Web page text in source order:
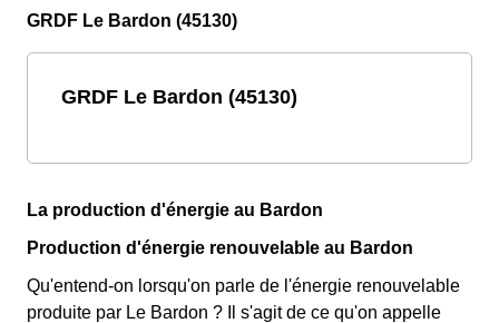
GRDF Le Bardon (45130)
GRDF Le Bardon (45130)
La production d'énergie au Bardon
Production d'énergie renouvelable au Bardon
Qu'entend-on lorsqu'on parle de l'énergie renouvelable
produite par Le Bardon ? Il s'agit de ce qu'on appelle